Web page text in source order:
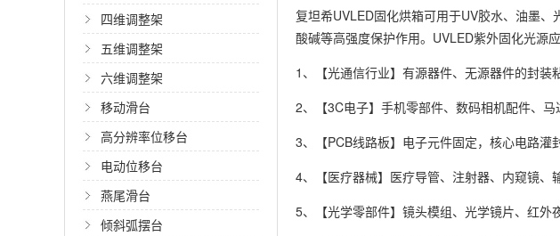
四维调整架
五维调整架
六维调整架
移动滑台
高分辨率位移台
电动位移台
燕尾滑台
倾斜弧摆台
复坦希UVLED固化烘箱可用于UV胶水、油墨
酸碱等高强度保护作用。UVLED紫外固化光源
1、【光通信行业】 有源器件、无源器件的封装
2、【3C电子】 手机零部件、数码相机配件、马
3、【PCB线路板】 电子元件固定，核心电路灌
4、【医疗器械】 医疗导管、注射器、内窥镜、
5、【光学零部件】 镜头模组、光学镜片、红外